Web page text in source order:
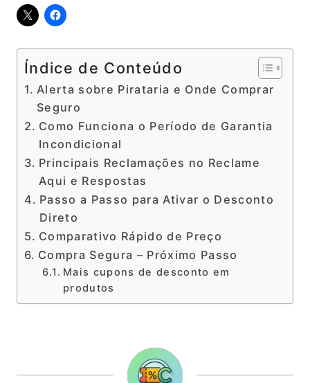
Índice de Conteúdo
Alerta sobre Pirataria e Onde Comprar
Seguro
Como Funciona o Período de Garantia
Incondicional
Principais Reclamações no Reclame
Aqui e Respostas
Passo a Passo para Ativar o Desconto
Direto
Comparativo Rápido de Preço
Compra Segura – Próximo Passo
Mais cupons de desconto em
produtos